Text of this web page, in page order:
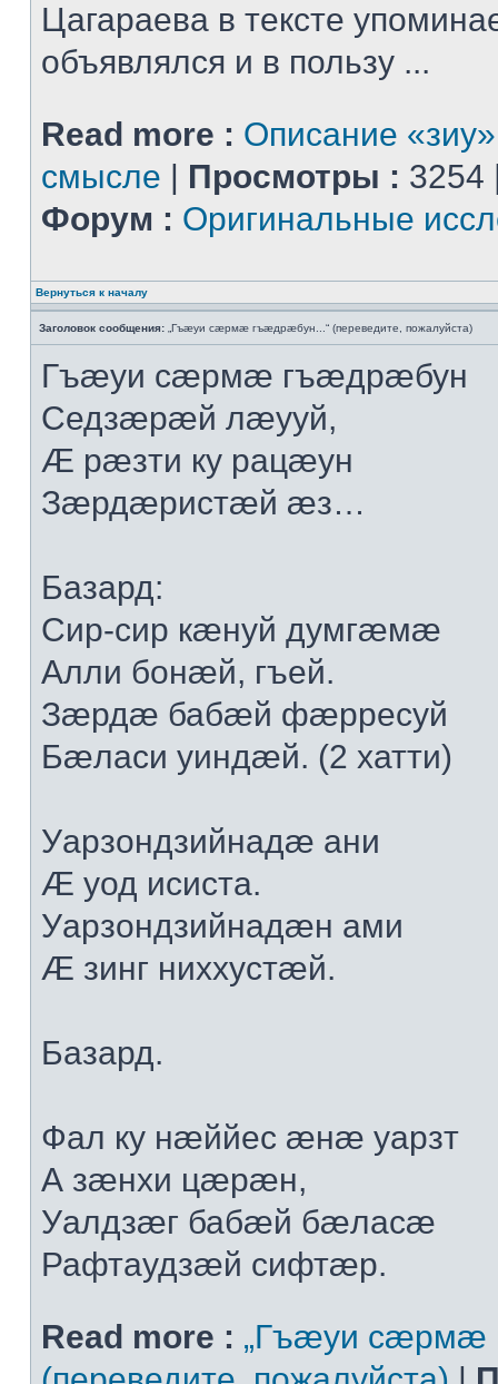
Цагараева в тексте
объявлялся и в пользу ...
Read more : Описание
смысле | Просмотры :
Форум : Оригинальные
Вернуться к началу
Заголовок сообщения: „Гъæуи сæрмæ гъæдрæбун...“ (переведите, пожалуйста)
Гъæуи сæрмæ гъæдрæбун
Седзæрæй лæууй,
Æ рæзти ку рацæун
Зæрдæристæй æз…
Базард:
Сир-сир кæнуй думгæмæ
Алли бонæй, гъей.
Зæрдæ бабæй фæрресуй
Бæласи уиндæй. (2 хатти)
Уарзондзийнадæ ани
Æ уод исиста.
Уарзондзийнадæн ами
Æ зинг ниххустæй.
Базард.
Фал ку нæййес æнæ уарзт
А зæнхи цæрæн,
Уалдзæг бабæй бæласæ
Рафтаудзæй сифтæр.
Read more : „Гъæуи сæрмæ